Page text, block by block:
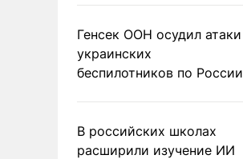
Генсек ООН осудил атаки
украинских
беспилотников по России
В российских школах
расширили изучение ИИ